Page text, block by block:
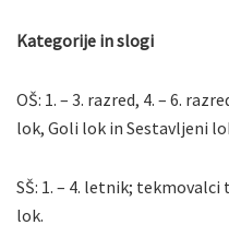
Kategorije in slogi
OŠ: 1. – 3. razred, 4. – 6.
lok, Goli lok in Sestavljeni
SŠ: 1. – 4. letnik;
lok.